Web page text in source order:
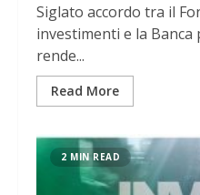
Siglato accordo tra il
investimenti e la Banca
rende...
Read More
2 MIN READ